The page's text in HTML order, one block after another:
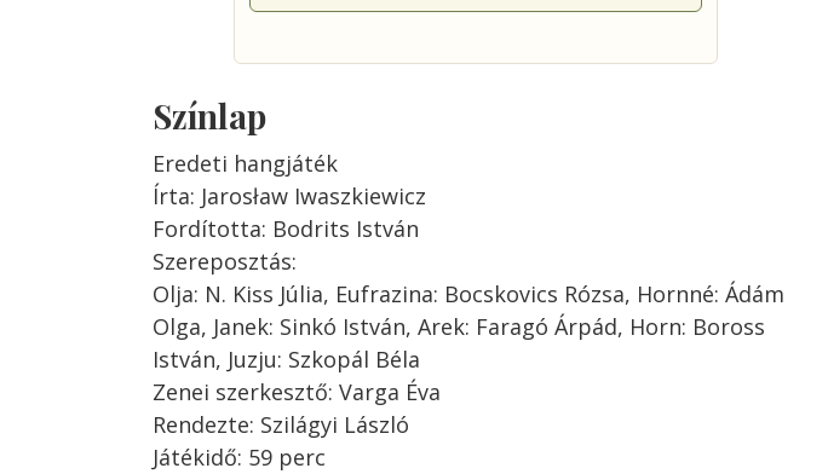
Színlap
Eredeti hangjáték
Írta: Jarosław Iwaszkiewicz
Fordította: Bodrits István
Szereposztás:
Olja: N. Kiss Júlia, Eufrazina: Bocskovics Rózsa, Hornné: Ádám
Olga, Janek: Sinkó István, Arek: Faragó Árpád, Horn: Boross
István, Juzju: Szkopál Béla
Zenei szerkesztő: Varga Éva
Rendezte: Szilágyi László
Játékidő: 59 perc